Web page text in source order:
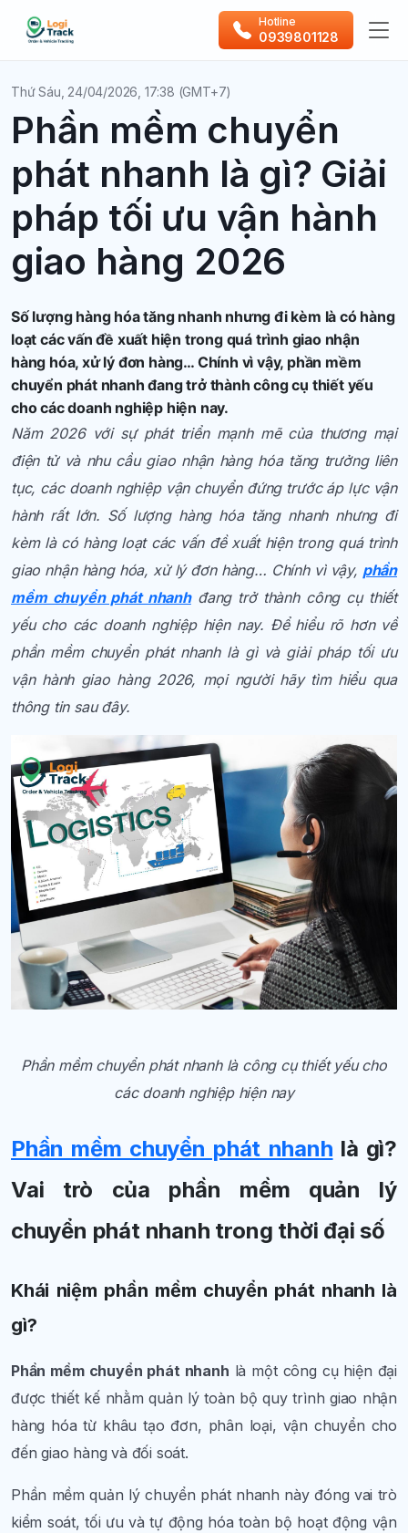
Hotline
0939801128
Thứ Sáu, 24/04/2026, 17:38 (GMT+7)
Phần mềm chuyển
phát nhanh là gì? Giải
pháp tối ưu vận hành
giao hàng 2026
Số lượng hàng hóa tăng nhanh nhưng đi kèm là có hàng
loạt các vấn đề xuất hiện trong quá trình giao nhận
hàng hóa, xử lý đơn hàng… Chính vì vậy, phần mềm
chuyển phát nhanh đang trở thành công cụ thiết yếu
cho các doanh nghiệp hiện nay.
Năm 2026 với sự phát triển mạnh mẽ của thương mại
điện tử và nhu cầu giao nhận hàng hóa tăng trưởng liên
tục, các doanh nghiệp vận chuyển đứng trước áp lực vận
hành rất lớn. Số lượng hàng hóa tăng nhanh nhưng đi
kèm là có hàng loạt các vấn đề xuất hiện trong quá trình
giao nhận hàng hóa, xử lý đơn hàng… Chính vì vậy, phần
mềm chuyển phát nhanhđang trở thành công cụ thiết
yếu cho các doanh nghiệp hiện nay. Để hiểu rõ hơn về
phần mềm chuyển phát nhanh là gì và giải pháp tối ưu
vận hành giao hàng 2026, mọi người hãy tìm hiểu qua
thông tin sau đây.
Phần mềm chuyển phát nhanh là công cụ thiết yếu cho
các doanh nghiệp hiện nay
Phần mềm chuyển phát nhanh là gì?
Vai trò của phần mềm quản lý
chuyển phát nhanh trong thời đại số
Khái niệm phần mềm chuyển phát nhanh là
gì?
Phần mềm chuyển phát nhanh là một công cụ hiện đại
được thiết kế nhằm quản lý toàn bộ quy trình giao nhận
hàng hóa từ khâu tạo đơn, phân loại, vận chuyển cho
đến giao hàng và đối soát.
Phần mềm quản lý chuyển phát nhanh này đóng vai trò
kiểm soát, tối ưu và tự động hóa toàn bộ hoạt động vận